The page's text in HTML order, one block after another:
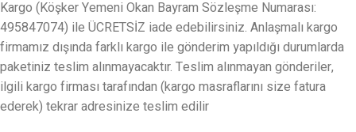
Kargo (Köşker Yemeni Okan Bayram Sözleşme Numarası:
495847074) ile ÜCRETSİZ iade edebilirsiniz. Anlaşmalı kargo
firmamız dışında farklı kargo ile gönderim yapıldığı durumlarda
paketiniz teslim alınmayacaktır. Teslim alınmayan gönderiler,
ilgili kargo firması tarafından (kargo masraflarını size fatura
ederek) tekrar adresinize teslim edilir